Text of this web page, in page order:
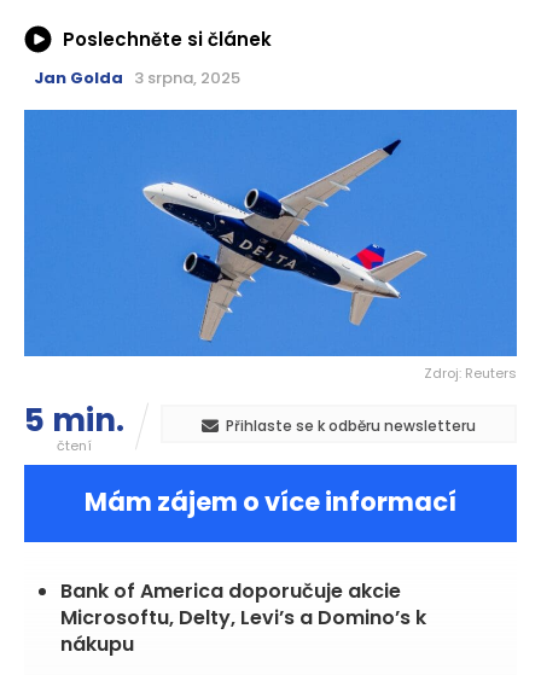
Poslechněte si článek
Jan Golda 3 srpna, 2025
Zdroj: Reuters
5 min.
čtení
Přihlaste se k odběru newsletteru
Mám zájem o více informací
Bank of America doporučuje akcie
Microsoftu, Delty, Levi’s a Domino’s k
nákupu